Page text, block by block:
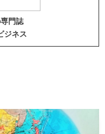
門誌
ジネス